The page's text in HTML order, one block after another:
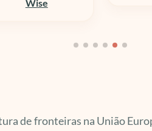
de fronteiras na União